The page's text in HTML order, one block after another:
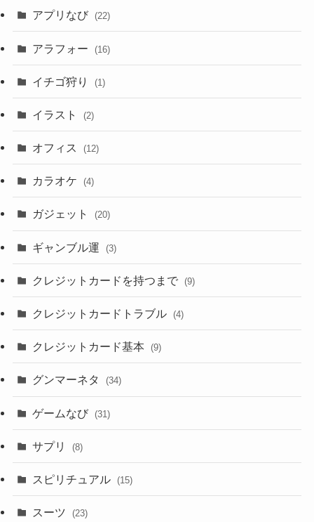
アプリなび (22)
アラフォー (16)
イチゴ狩り (1)
イラスト (2)
オフィス (12)
カラオケ (4)
ガジェット (20)
ギャンブル運 (3)
クレジットカードを持つまで (9)
クレジットカードトラブル (4)
クレジットカード基本 (9)
グンマーネタ (34)
ゲームなび (31)
サプリ (8)
スピリチュアル (15)
スーツ (23)